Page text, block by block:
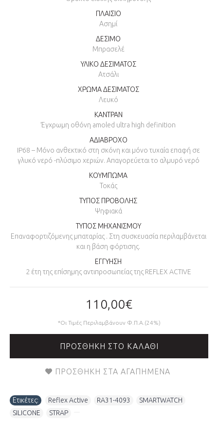
ΠΛΑΙΣΙΟ
Ασημί
ΔΕΣΙΜΟ
Μπρασελέ
ΥΛΙΚΟ ΔΕΣΙΜΑΤΟΣ
Ατσάλι
ΧΡΩΜΑ ΔΕΣΙΜΑΤΟΣ
Λευκό
ΚΑΝΤΡΑΝ
Έγχρωμη οθόνη amoled ultra high definition
ΑΔΙΑΒΡΟΧΟ
IP68 – Μόνο ανθεκτικό στη σκόνη και μόνο τυχαία επαφή σε
γλυκό νερό -πλύσιμο χεριών. Απαγορεύεται το αλμυρό νερό
ΚΟΥΜΠΩΜΑ
Τοκάς
ΤΥΠΟΣ ΠΡΟΒΟΛΗΣ
Ψηφιακά
ΤΥΠΟΣ ΜΗΧΑΝΙΣΜΟΥ
Επαναφορτιζόμενης μπαταρίας . Στη συσκευασία περιλαμβάνεται
και η βάση φόρτισης.
ΕΓΓΥΗΣΗ
2 έτη της επίσημης αντιπροσωπείας της REFLEX ACTIVE
110,00€
*Οι Τιμές Περιλαμβάνουν Φ.Π.Α.(24%)
ΠΡΟΣΘΉΚΗ ΣΤΟ ΚΑΛΆΘΙ
ΠΡΟΣΘΉΚΗ ΣΤΑ ΑΓΑΠΗΜΈΝΑ
Ετικέτες: Reflex Active RA31-4093 SMARTWATCH
SILICONE
STRAP